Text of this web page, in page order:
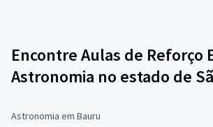
Encontre Aulas de Reforço
Astronomia no estado de
Astronomia em Bauru